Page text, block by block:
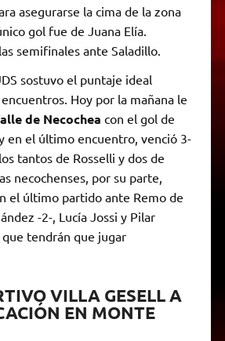
asegurarse la cima de la zona
gol fue de Juana Elía.
semifinales ante Saladillo.
sostuvo el puntaje ideal
Hoy por la mañana le
de Necochea con el gol de
en el último encuentro, venció 3-
tantos de Rosselli y dos de
necochenses, por su parte,
el último partido ante Remo de
-2-, Lucía Jossi y Pilar
tendrán que jugar
VILLA GESELL A
EN MONTE